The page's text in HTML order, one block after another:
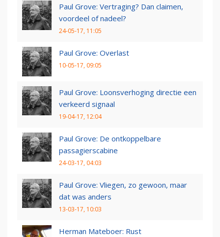
Paul Grove: Vertraging? Dan claimen,
voordeel of nadeel?
24-05-17, 11:05
Paul Grove: Overlast
10-05-17, 09:05
Paul Grove: Loonsverhoging directie een
verkeerd signaal
19-04-17, 12:04
Paul Grove: De ontkoppelbare
passagierscabine
24-03-17, 04:03
Paul Grove: Vliegen, zo gewoon, maar
dat was anders
13-03-17, 10:03
Herman Mateboer: Rust